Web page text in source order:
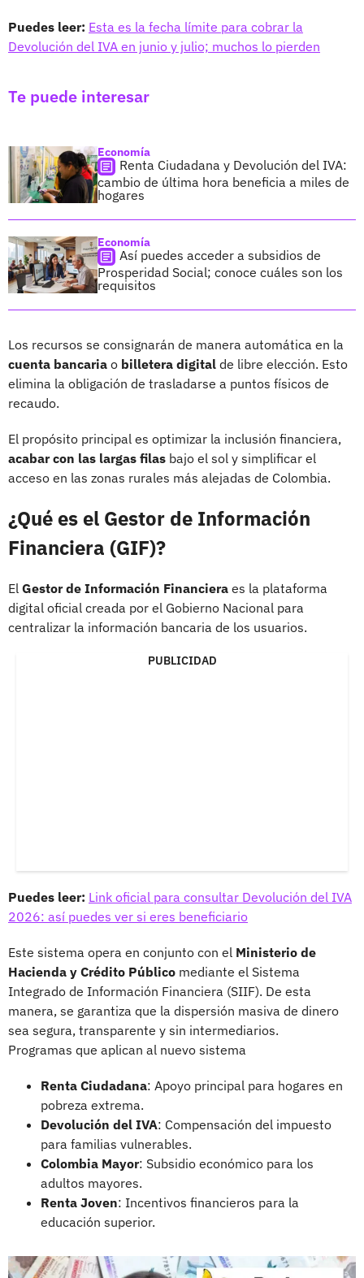
Puedes leer: Esta es la fecha límite para cobrar la
Devolución del IVA en junio y julio; muchos lo pierden
Te puede interesar
Economía
Renta Ciudadana y Devolución del IVA:
cambio de última hora beneficia a miles de
hogares
Economía
Así puedes acceder a subsidios de
Prosperidad Social; conoce cuáles son los
requisitos
Los recursos se consignarán de manera automática en la
cuenta bancaria o billetera digital de libre elección. Esto
elimina la obligación de trasladarse a puntos físicos de
recaudo.
El propósito principal es optimizar la inclusión financiera,
acabar con las largas filas bajo el sol y simplificar el
acceso en las zonas rurales más alejadas de Colombia.
¿Qué es el Gestor de Información
Financiera (GIF)?
El Gestor de Información Financiera es la plataforma
digital oficial creada por el Gobierno Nacional para
centralizar la información bancaria de los usuarios.
PUBLICIDAD
Puedes leer: Link oficial para consultar Devolución del IVA
2026: así puedes ver si eres beneficiario
Este sistema opera en conjunto con el Ministerio de
Hacienda y Crédito Público mediante el Sistema
Integrado de Información Financiera (SIIF). De esta
manera, se garantiza que la dispersión masiva de dinero
sea segura, transparente y sin intermediarios.
Programas que aplican al nuevo sistema
Renta Ciudadana: Apoyo principal para hogares en
pobreza extrema.
Devolución del IVA: Compensación del impuesto
para familias vulnerables.
Colombia Mayor: Subsidio económico para los
adultos mayores.
Renta Joven: Incentivos financieros para la
educación superior.